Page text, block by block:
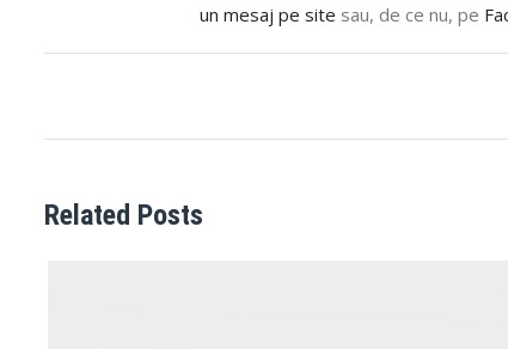
un mesaj pe site sau, de ce nu, pe
Related Posts